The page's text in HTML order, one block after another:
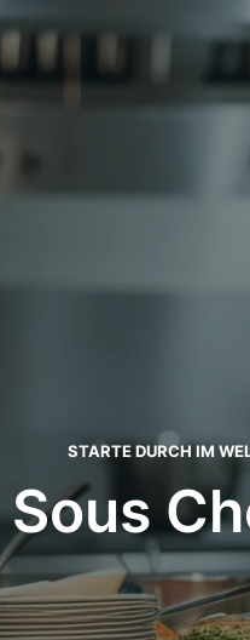
STARTE DURCH IM
Sous